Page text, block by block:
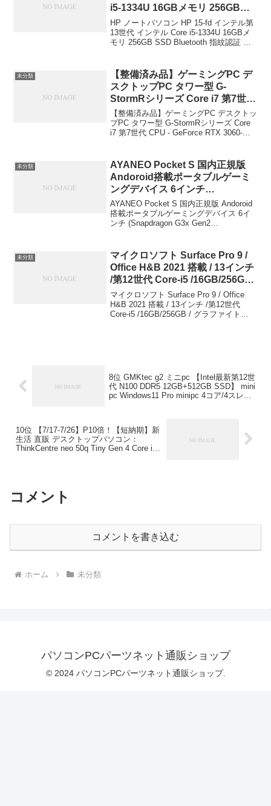
i5-1334U 16GBメモリ 256GB
SSD Bluetooth 指紋認証 薄型 ナ
チュラルシルバー Office搭載 日
本HP ￥100,938
HP ノートパソコン HP 15-fd インテル第
13世代 インテル Core i5-1334U 16GBメ
モリ 256GB SSD Bluetooth 指紋認証 薄
未分類
【整備済み品】ゲーミングPC デ
スクトップPC タワー型 G-
StormRシリーズ Core i7 第7世代
CPU – GeForce RTX 3060-16GB
メモリ – SSD1.0TB – Windows
10 ゲームPC エイペックス フォ
【整備済み品】ゲーミングPC デスクトッ
プPC タワー型 G-StormRシリーズ Core
i7 第7世代 CPU - GeForce RTX 3060-
未分類
AYANEO Pocket S 国内正規版
Andoroid搭載ポータブルゲーミ
ングデバイス 6インチ
(Snapdragon G3x Gen2
1080P/12GB/128GB オブシディ
アンブラック) AYANEO ￥89,800
AYANEO Pocket S 国内正規版 Andoroid
搭載ポータブルゲーミングデバイス 6イ
ンチ (Snapdragon G3x Gen2
未分類
マイクロソフト Surface Pro 9 /
Office H&B 2021 搭載 / 13インチ
/第12世代 Core-i5 /16GB/256GB /
グラファイト QI9-00028 マイクロ
ソフト ￥196,000
マイクロソフト Surface Pro 9 / Office
H&B 2021 搭載 / 13インチ /第12世代
Core-i5 /16GB/256GB / グラファイト
8位 GMKtec g2 ミニpc 【Intel最新第12世
代 N100 DDR5 12GB+512GB SSD】 mini
pc Windows11 Pro minipc 4コア/4スレッ
証 送料無料 ミニPC N100GMKtec g2 ミ
ニpc 【Intel最新第12世代 N100 DDR5
12GB+512GB SSD】 mini pc Windows11
10位 【7/17-7/26】P10倍！【短納期】新
生活 直販 デスクトップパソコン：
ThinkCentre neo 50q Tiny Gen 4 Core i5-
ThinkCentre neo 50q Tiny Gen 4 Core i5-
13420H搭載 16GBメモリー 256GB SSD
コメント
コメントを書き込む
ホーム 未分類
パソコンPCパーツネット通販ショップ
© 2024 パソコンPCパーツネット通販ショップ.